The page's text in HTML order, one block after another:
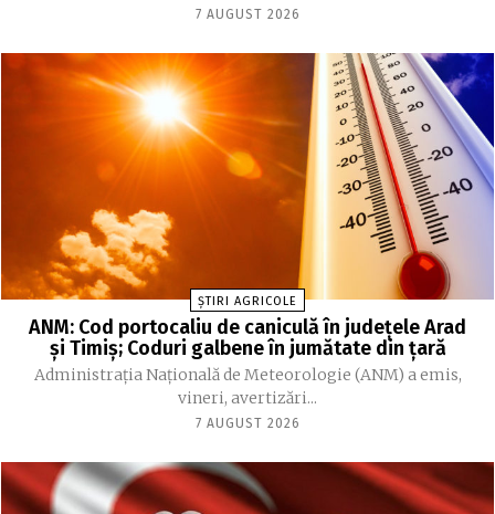
7 AUGUST 2026
ȘTIRI AGRICOLE
ANM: Cod portocaliu de caniculă în judeţele Arad
şi Timiş; Coduri galbene în jumătate din ţară
Administraţia Naţională de Meteorologie (ANM) a emis,
vineri, avertizări...
7 AUGUST 2026